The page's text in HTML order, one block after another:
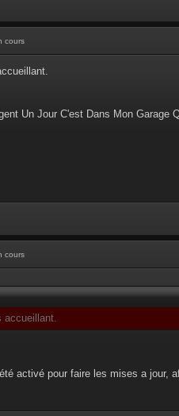
cours
Un Jour C'est Dans Mon Garage
cours
accueillant.
activé pour faire les mises a jour,